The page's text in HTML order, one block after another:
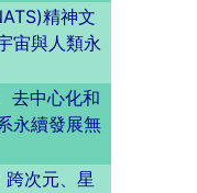
精神文
宙與人類永
去中心化和
永續發展無
跨次元、星